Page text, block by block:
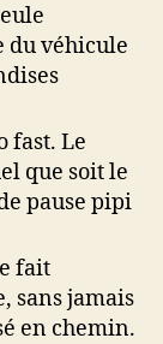
du véhicule
fast. Le
que soit le
pause pipi
fait
sans jamais
en chemin.